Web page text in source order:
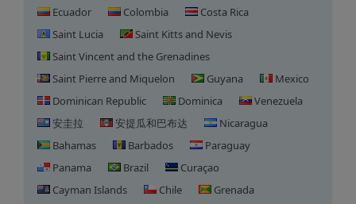
Ecuador
Colombia
Costa Rica
Saint Lucia
Saint Kitts and Nevis
Saint Vincent and the Grenadines
Saint Pierre and Miquelon
Guyana
Mexico
Dominican Republic
Dominica
Venezuela
安圭拉
安提瓜和巴布达
Nicaragua
Bahamas
Barbados
Paraguay
Panama
Brazil
Curaçao
Cayman Islands
Chile
Grenada